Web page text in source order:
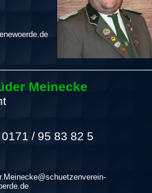
Meinecke
0171 / 95 83 82 5